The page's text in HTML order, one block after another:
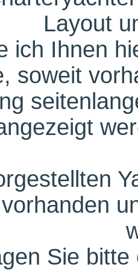
Layout
ich Ihnen
soweit
Sie